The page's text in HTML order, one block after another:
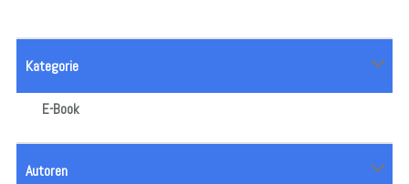
Kategorie
E-Book
Autoren